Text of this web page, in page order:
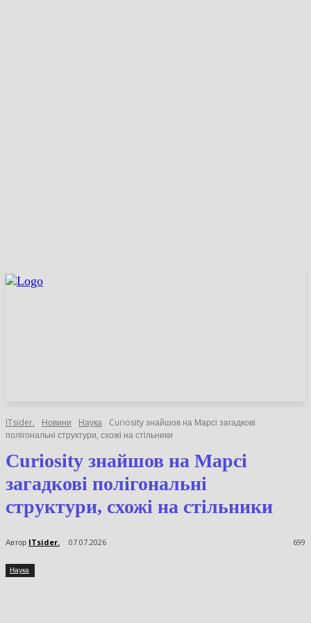
ITsider. Новини Наука
Curiosity знайшов на Марсі загадкові
полігональні структури, схожі на стільники
Curiosity знайшов на Марсі
загадкові полігональні
структури, схожі на стільники
Автор ITsider. 07.07.2026 699
Наука